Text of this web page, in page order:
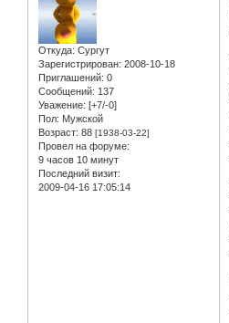
Откуда: Сургут
Зарегистрирован: 2008-10-18
Приглашений: 0
Сообщений: 137
Уважение: [+7/-0]
Пол: Мужской
Возраст: 88 [1938-03-22]
Провел на форуме:
9 часов 10 минут
Последний визит:
2009-04-16 17:05:14